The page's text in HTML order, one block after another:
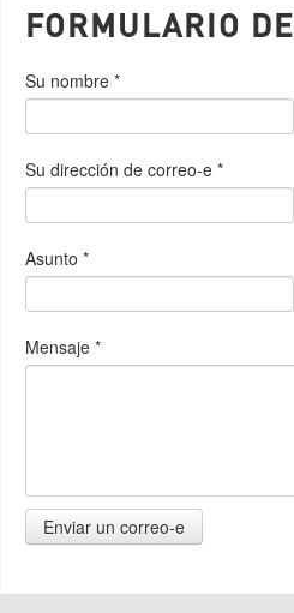
FORMULARIO
Su nombre *
Su dirección de correo-e *
Asunto *
Mensaje *